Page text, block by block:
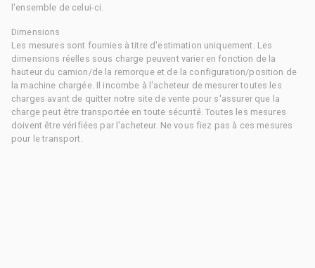
l'ensemble de celui-ci.
Dimensions
Les mesures sont fournies à titre d'estimation uniquement. Les
dimensions réelles sous charge peuvent varier en fonction de la
hauteur du camion/de la remorque et de la configuration/position de
la machine chargée. Il incombe à l'acheteur de mesurer toutes les
charges avant de quitter notre site de vente pour s'assurer que la
charge peut être transportée en toute sécurité. Toutes les mesures
doivent être vérifiées par l'acheteur. Ne vous fiez pas à ces mesures
pour le transport.